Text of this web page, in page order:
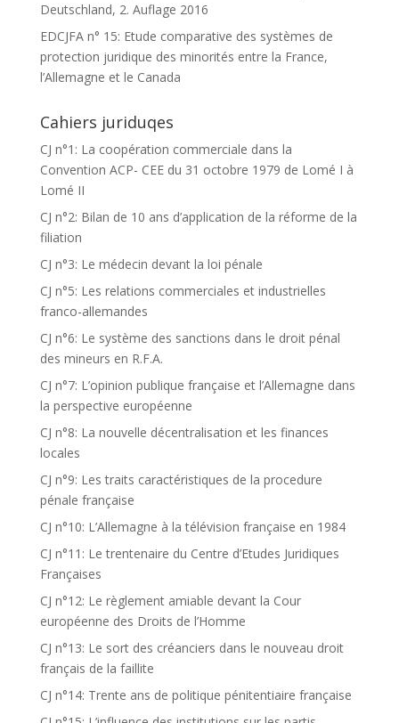
Deutschland, 2. Auflage 2016
EDCJFA n° 15: Etude comparative des systèmes de
protection juridique des minorités entre la France,
l’Allemagne et le Canada
Cahiers juriduqes
CJ n°1: La coopération commerciale dans la
Convention ACP- CEE du 31 octobre 1979 de Lomé I à
Lomé II
CJ n°2: Bilan de 10 ans d’application de la réforme de la
filiation
CJ n°3: Le médecin devant la loi pénale
CJ n°5: Les relations commerciales et industrielles
franco-allemandes
CJ n°6: Le système des sanctions dans le droit pénal
des mineurs en R.F.A.
CJ n°7: L’opinion publique française et l’Allemagne dans
la perspective européenne
CJ n°8: La nouvelle décentralisation et les finances
locales
CJ n°9: Les traits caractéristiques de la procedure
pénale française
CJ n°10: L’Allemagne à la télévision française en 1984
CJ n°11: Le trentenaire du Centre d’Etudes Juridiques
Françaises
CJ n°12: Le règlement amiable devant la Cour
européenne des Droits de l’Homme
CJ n°13: Le sort des créanciers dans le nouveau droit
français de la faillite
CJ n°14: Trente ans de politique pénitentiaire française